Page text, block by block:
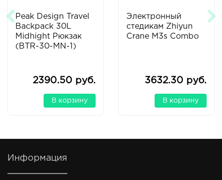
Peak Design Travel
Backpack 30L
Midhight Рюкзак
(BTR-30-MN-1)
2390.50 руб.
В корзину
Электронный
стедикам Zhiyun
Crane M3s Combo
3632.30 руб.
В корзину
Информация